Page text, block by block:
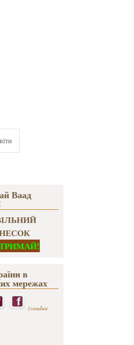
Ваад
в
мережах
(vaadua